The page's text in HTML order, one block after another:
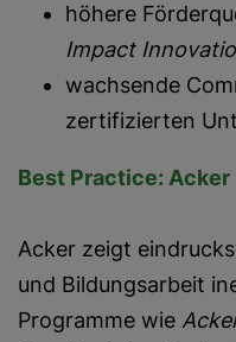
höhere
Impact
wachsende
zertifizierten
Best Practice: Acker
Acker zeigt
und Bildungsarbeit
Programme wie